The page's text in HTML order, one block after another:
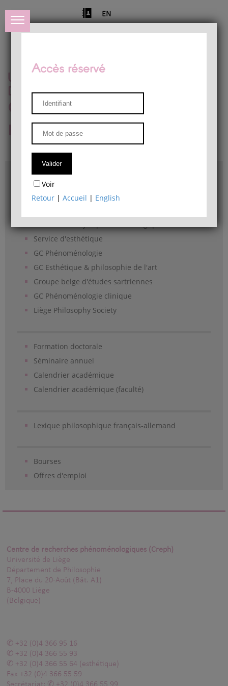
EN
Université de Liège
Département de philosophie
Centre de recherches
phénoménologiques
Accès & plans
Bibliothèque du Département de philosophie
Service d'esthétique
GC Phénoménologie
GC Esthétique & philosophie de l'art
Groupe belge d'études sartriennes
GC Phénoménologie clinique
Liège Philosophy Society
Formation doctorale
Séminaire annuel
Calendrier académique
Calendrier académique (faculté)
Lexique philosophique français-allemand
Bourses
Offres d'emploi
Accès réservé
Voir
Retour |Accueil | English
Centre de recherches phénoménologiques (Creph)
Université de Liège
Département de Philosophie
7, Place du 20-Août (Bât. A1)
B-4000 Liège
(Belgique)
+32 (0)4 366 95 16
+32 (0)4 366 55 93
+32 (0)4 366 55 64 (esthétique)
Fax +32 (0)4 366 55 59